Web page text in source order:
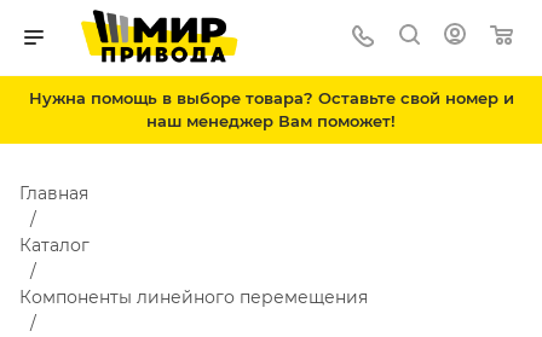
Нужна помощь в выборе товара? Оставьте свой номер и
наш менеджер Вам поможет!
Главная
Каталог
Компоненты линейного перемещения